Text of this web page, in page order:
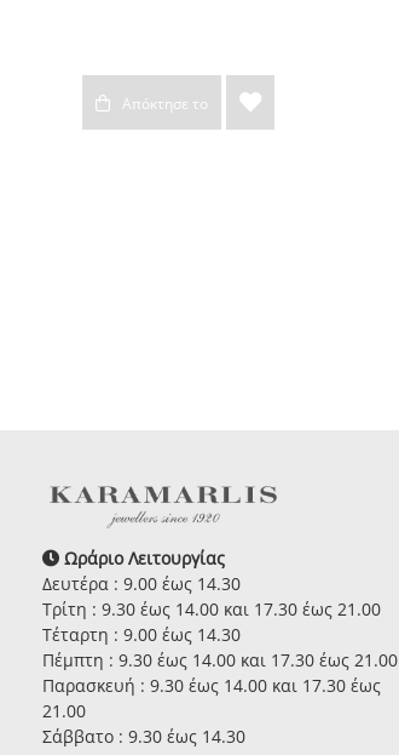
Απόκτησε το
Ωράριο Λειτουργίας
Δευτέρα : 9.00 έως 14.30
Τρίτη : 9.30 έως 14.00 και 17.30 έως 21.00
Τέταρτη : 9.00 έως 14.30
Πέμπτη : 9.30 έως 14.00 και 17.30 έως 21.00
Παρασκευή : 9.30 έως 14.00 και 17.30 έως
21.00
Σάββατο : 9.30 έως 14.30